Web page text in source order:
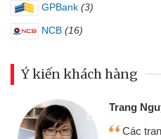
GPBank (3)
NCB (16)
Ý kiến khách hàng
Trang
Các